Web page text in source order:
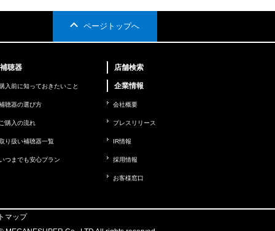
ページトップへ
補聴器
入前に知っておきたいこと
聴器の選び方
購入の流れ
り扱い補聴器一覧
つまでも安心プラン
店舗検索
企業情報
会社概要
プレスリリース
IR情報
採用情報
お客様窓口
マップ